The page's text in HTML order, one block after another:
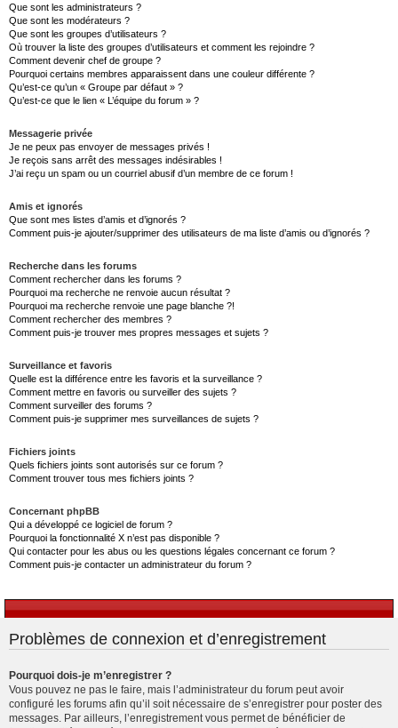
Que sont les administrateurs ?
Que sont les modérateurs ?
Que sont les groupes d’utilisateurs ?
Où trouver la liste des groupes d’utilisateurs et comment les rejoindre ?
Comment devenir chef de groupe ?
Pourquoi certains membres apparaissent dans une couleur différente ?
Qu’est-ce qu’un « Groupe par défaut » ?
Qu’est-ce que le lien « L’équipe du forum » ?
Messagerie privée
Je ne peux pas envoyer de messages privés !
Je reçois sans arrêt des messages indésirables !
J’ai reçu un spam ou un courriel abusif d’un membre de ce forum !
Amis et ignorés
Que sont mes listes d’amis et d’ignorés ?
Comment puis-je ajouter/supprimer des utilisateurs de ma liste d’amis ou d’ignorés ?
Recherche dans les forums
Comment rechercher dans les forums ?
Pourquoi ma recherche ne renvoie aucun résultat ?
Pourquoi ma recherche renvoie une page blanche ?!
Comment rechercher des membres ?
Comment puis-je trouver mes propres messages et sujets ?
Surveillance et favoris
Quelle est la différence entre les favoris et la surveillance ?
Comment mettre en favoris ou surveiller des sujets ?
Comment surveiller des forums ?
Comment puis-je supprimer mes surveillances de sujets ?
Fichiers joints
Quels fichiers joints sont autorisés sur ce forum ?
Comment trouver tous mes fichiers joints ?
Concernant phpBB
Qui a développé ce logiciel de forum ?
Pourquoi la fonctionnalité X n’est pas disponible ?
Qui contacter pour les abus ou les questions légales concernant ce forum ?
Comment puis-je contacter un administrateur du forum ?
Problèmes de connexion et d’enregistrement
Pourquoi dois-je m’enregistrer ?
Vous pouvez ne pas le faire, mais l’administrateur du forum peut avoir
configuré les forums afin qu’il soit nécessaire de s’enregistrer pour poster des
messages. Par ailleurs, l’enregistrement vous permet de bénéficier de